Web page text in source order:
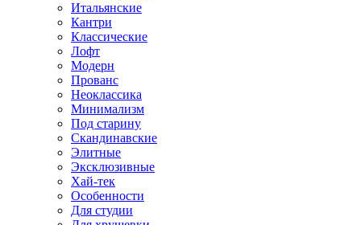
Итальянские
Кантри
Классические
Лофт
Модерн
Прованс
Неоклассика
Минимализм
Под старину
Скандинавские
Элитные
Эксклюзивные
Хай-тек
Особенности
Для студии